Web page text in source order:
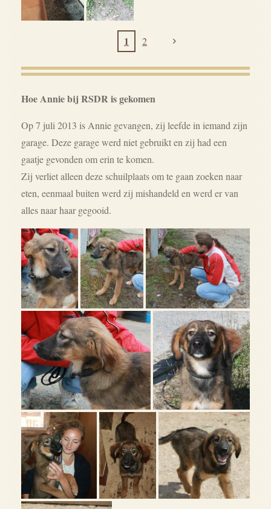
1 2
Hoe Annie bij RSDR is gekomen
Op 7 juli 2013 is Annie gevangen, zij leefde in iemand zijn
garage. Deze garage werd niet gebruikt en zij had een
gaatje gevonden om erin te komen.
Zij verliet alleen deze schuilplaats om te gaan zoeken naar
eten, eenmaal buiten werd zij mishandeld en werd er van
alles naar haar gegooid.